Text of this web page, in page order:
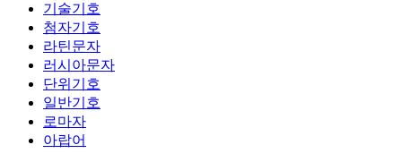
기술기호
첨자기호
라틴문자
러시아문자
단위기호
일반기호
로마자
아랍어